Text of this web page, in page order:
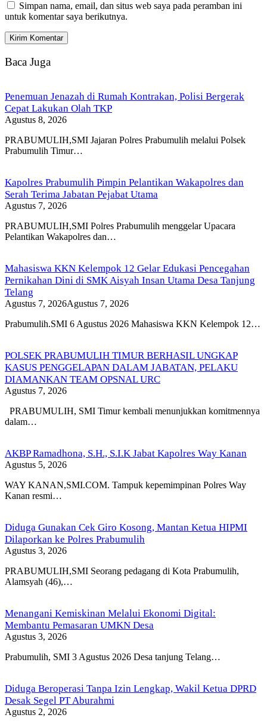
Simpan nama, email, dan situs web saya pada peramban ini
untuk komentar saya berikutnya.
Baca Juga
Penemuan Jenazah di Rumah Kontrakan, Polisi Bergerak
Cepat Lakukan Olah TKP
Agustus 8, 2026
PRABUMULIH,SMI Jajaran Polres Prabumulih melalui Polsek
Prabumulih Timur…
Kapolres Prabumulih Pimpin Pelantikan Wakapolres dan
Serah Terima Jabatan Pejabat Utama
Agustus 7, 2026
PRABUMULIH,SMI Polres Prabumulih menggelar Upacara
Pelantikan Wakapolres dan…
Mahasiswa KKN Kelempok 12 Gelar Edukasi Pencegahan
Pernikahan Dini di SMK Aisyah Insan Utama Desa Tanjung
Telang
Agustus 7, 2026Agustus 7, 2026
Prabumulih.SMI 6 Agustus 2026 Mahasiswa KKN Kelempok 12…
POLSEK PRABUMULIH TIMUR BERHASIL UNGKAP
KASUS PENGGELAPAN DALAM JABATAN, PELAKU
DIAMANKAN TEAM OPSNAL URC
Agustus 7, 2026
PRABUMULIH, SMI Timur kembali menunjukkan komitmennya
dalam…
AKBP Ramadhona, S.H., S.I.K Jabat Kapolres Way Kanan
Agustus 5, 2026
WAY KANAN,SMI.COM. Tampuk kepemimpinan Polres Way
Kanan resmi…
Diduga Gunakan Cek Giro Kosong, Mantan Ketua HIPMI
Dilaporkan ke Polres Prabumulih
Agustus 3, 2026
PRABUMULIH,SMI Seorang pedagang di Kota Prabumulih,
Alamsyah (46),…
Menangani Kemiskinan Melalui Ekonomi Digital:
Membantu Pemasaran UMKN Desa
Agustus 3, 2026
Prabumulih, SMI 3 Agustus 2026 Desa tanjung Telang…
Diduga Beroperasi Tanpa Izin Lengkap, Wakil Ketua DPRD
Desak Segel PT Aburahmi
Agustus 2, 2026